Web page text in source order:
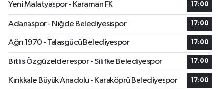
Yeni Malatyaspor - Karaman FK
17:00
Adanaspor - Niğde Belediyesispor 17:00
Ağrı 1970 - Talasgücü Belediyespor 17:00
Bitlis Özgüzelderespor - Silifke Belediyespor 17:00
Kırıkkale Büyük Anadolu - Karaköprü Belediyespor 17:00